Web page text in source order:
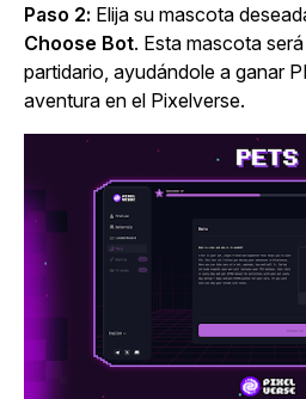
Paso 2: Elija su mascota
Choose Bot. Esta mascota
partidario, ayudándole a ganar
aventura en el Pixelverse.